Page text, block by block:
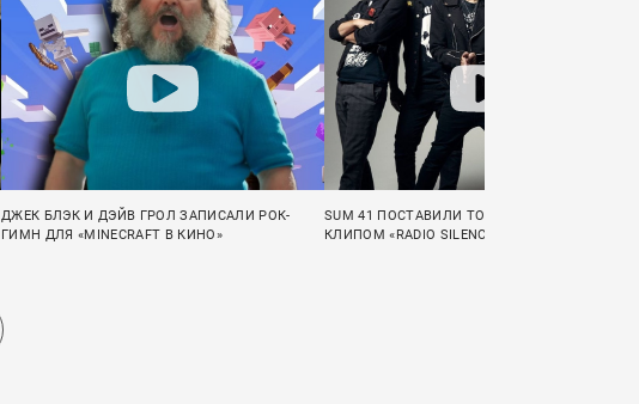
ДЖЕК БЛЭК И ДЭЙВ ГРОЛ ЗАПИСАЛИ РОК-
ГИМН ДЛЯ «MINECRAFT В КИНО»
SUM 41 ПОСТАВИЛИ ТОЧКУ В СВОЕЙ ИСТОРИИ
КЛИПОМ «RADIO SILENCE»